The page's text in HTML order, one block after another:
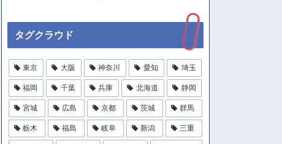
タグクラウド
東京 大阪 神奈川 愛知 埼玉
福岡 千葉 兵庫 北海道 静岡
宮城 広島 京都 茨城 群馬
栃木 福島 岐阜 新潟 三重